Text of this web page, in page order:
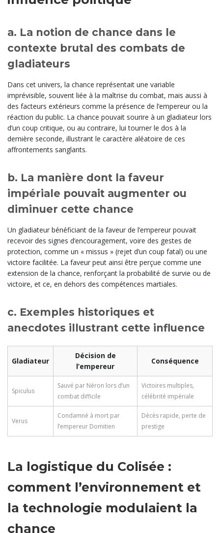
a. La notion de chance dans le
contexte brutal des combats de
gladiateurs
Dans cet univers, la chance représentait une variable
imprévisible, souvent liée à la maîtrise du combat, mais aussi à
des facteurs extérieurs comme la présence de l’empereur ou la
réaction du public. La chance pouvait sourire à un gladiateur lors
d’un coup critique, ou au contraire, lui tourner le dos à la
dernière seconde, illustrant le caractère aléatoire de ces
affrontements sanglants.
b. La manière dont la faveur
impériale pouvait augmenter ou
diminuer cette chance
Un gladiateur bénéficiant de la faveur de l’empereur pouvait
recevoir des signes d’encouragement, voire des gestes de
protection, comme un « missus » (rejet d’un coup fatal) ou une
victoire facilitée. La faveur peut ainsi être perçue comme une
extension de la chance, renforçant la probabilité de survie ou de
victoire, et ce, en dehors des compétences martiales.
c. Exemples historiques et
anecdotes illustrant cette influence
Gladiateur
Décision de
l’empereur
Conséquence
Spiculus
Sauvé par Néron lors d’un
combat difficile
Victoires multiples,
célébrité impériale
Verus
Condamné à mort par
l’empereur Domitien
Décès rapide, perte de
prestige
La logistique du Colisée :
comment l’environnement et
la technologie modulaient la
chance